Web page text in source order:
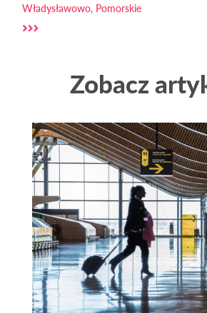
Władysławowo, Pomorskie
Zobacz